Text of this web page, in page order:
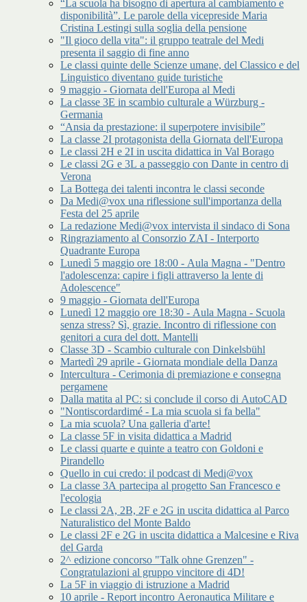
“La scuola ha bisogno di apertura al cambiamento e
disponibilità”. Le parole della vicepreside Maria
Cristina Lestingi sulla soglia della pensione
"Il gioco della vita": il gruppo teatrale del Medi
presenta il saggio di fine anno
Le classi quinte delle Scienze umane, del Classico e del
Linguistico diventano guide turistiche
9 maggio - Giornata dell'Europa al Medi
La classe 3E in scambio culturale a Würzburg -
Germania
“Ansia da prestazione: il superpotere invisibile”
La classe 2I protagonista della Giornata dell'Europa
Le classi 2H e 2I in uscita didattica in Val Borago
Le classi 2G e 3L a passeggio con Dante in centro di
Verona
La Bottega dei talenti incontra le classi seconde
Da Medi@vox una riflessione sull'importanza della
Festa del 25 aprile
La redazione Medi@vox intervista il sindaco di Sona
Ringraziamento al Consorzio ZAI - Interporto
Quadrante Europa
Lunedì 5 maggio ore 18:00 - Aula Magna - "Dentro
l'adolescenza: capire i figli attraverso la lente di
Adolescence"
9 maggio - Giornata dell'Europa
Lunedì 12 maggio ore 18:30 - Aula Magna - Scuola
senza stress? Sì, grazie. Incontro di riflessione con
genitori a cura del dott. Mantelli
Classe 3D - Scambio culturale con Dinkelsbühl
Martedì 29 aprile - Giornata mondiale della Danza
Intercultura - Cerimonia di premiazione e consegna
pergamene
Dalla matita al PC: si conclude il corso di AutoCAD
"Nontiscordardimé - La mia scuola si fa bella"
La mia scuola? Una galleria d'arte!
La classe 5F in visita didattica a Madrid
Le classi quarte e quinte a teatro con Goldoni e
Pirandello
Quello in cui credo: il podcast di Medi@vox
La classe 3A partecipa al progetto San Francesco e
l'ecologia
Le classi 2A, 2B, 2F e 2G in uscita didattica al Parco
Naturalistico del Monte Baldo
Le classi 2F e 2G in uscita didattica a Malcesine e Riva
del Garda
2^ edizione concorso "Talk ohne Grenzen" -
Congratulazioni al gruppo vincitore di 4D!
La 5F in viaggio di istruzione a Madrid
10 aprile - Report incontro Aeronautica Militare e